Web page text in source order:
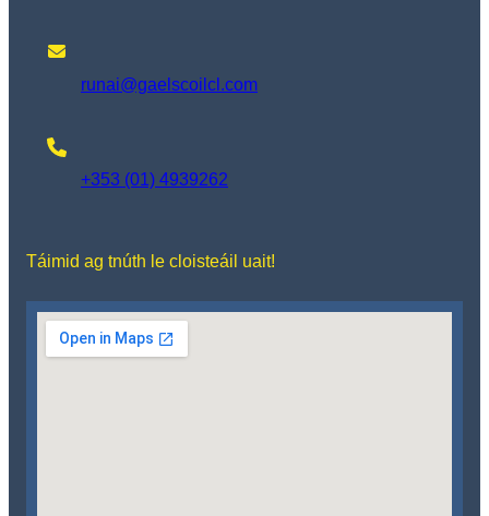
runai@gaelscoilcl.com
+353 (01) 4939262
Táimid ag tnúth le cloisteáil uait!